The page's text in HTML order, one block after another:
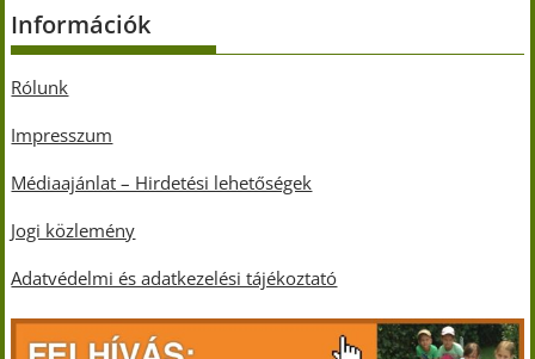
Információk
Rólunk
Impresszum
Médiaajánlat – Hirdetési lehetőségek
Jogi közlemény
Adatvédelmi és adatkezelési tájékoztató